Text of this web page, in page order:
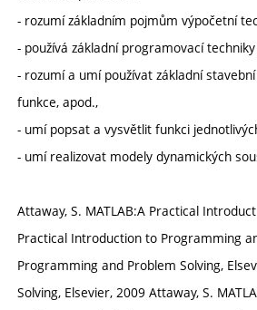
- rozumí základním pojmům výpočetní
- používá základní programovací
- rozumí a umí používat základní
funkce, apod.,
- umí popsat a vysvětlit funkci
- umí realizovat modely dynamických
Attaway, S. MATLAB:A Practical
Practical Introduction to Programming
Programming and Problem Solving,
Solving, Elsevier, 2009 Attaway, S.